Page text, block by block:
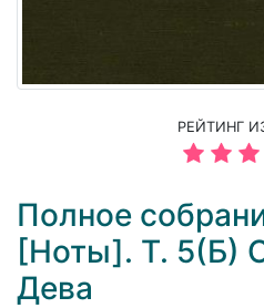
РЕЙТИНГ
Полное
[Ноты]. Т. 5(Б)
Дева